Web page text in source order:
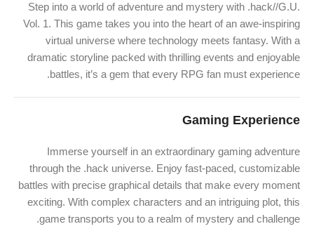
Step into a world of adventure and mystery with .hack//G.U.
Vol. 1. This game takes you into the heart of an awe-inspiring
virtual universe where technology meets fantasy. With a
dramatic storyline packed with thrilling events and enjoyable
battles, it’s a gem that every RPG fan must experience.
Gaming Experience
Immerse yourself in an extraordinary gaming adventure
through the .hack universe. Enjoy fast-paced, customizable
battles with precise graphical details that make every moment
exciting. With complex characters and an intriguing plot, this
game transports you to a realm of mystery and challenge.